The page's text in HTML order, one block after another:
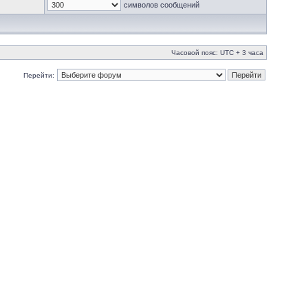
символов сообщений
Часовой пояс: UTC + 3 часа
Перейти: